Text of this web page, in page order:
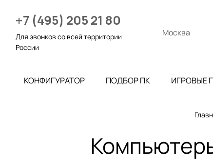
+7 (495) 205 21 80
Для звонков со всей территории
России
Москва
КОНФИГУРАТОР ПОДБОР ПК ИГРОВЫЕ